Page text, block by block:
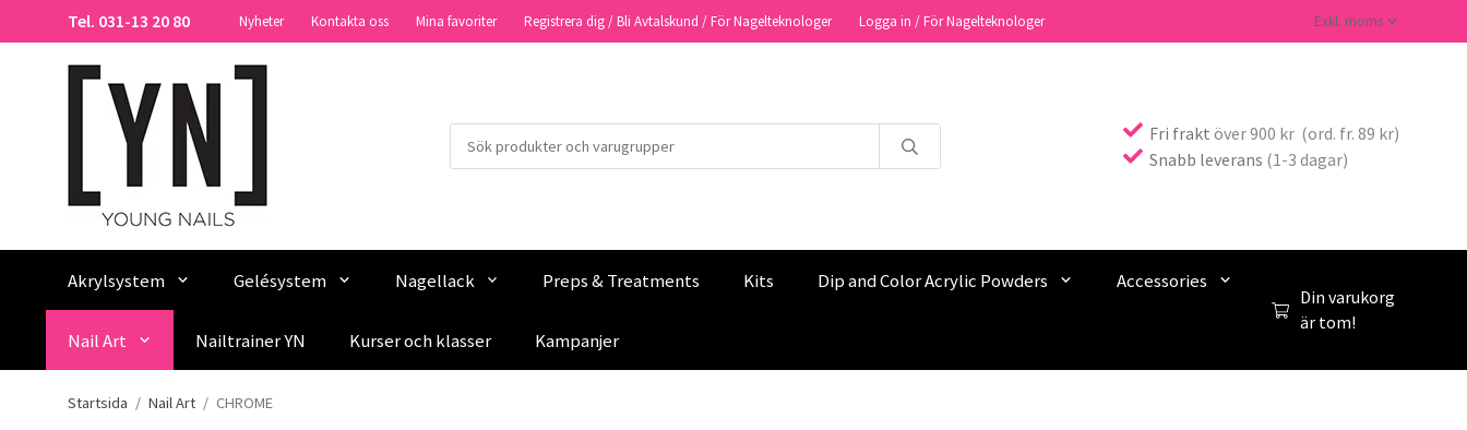
Tel. 031-13 20 80 Nyheter Kontakta oss Mina favoriter Registrera dig / Bli Avtalskund / För Nagelteknologer Logga in / För Nagelteknologer
Fri frakt över 900 kr (ord. fr. 89 kr)
Snabb leverans (1-3 dagar)
Akrylsystem Gelésystem Nagellack Preps & Treatments Kits Dip and Color Acrylic Powders Accessories
Nail Art Nailtrainer YN Kurser och klasser Kampanjer
Din varukorg
är tom!
Startsida / Nail Art / CHROME